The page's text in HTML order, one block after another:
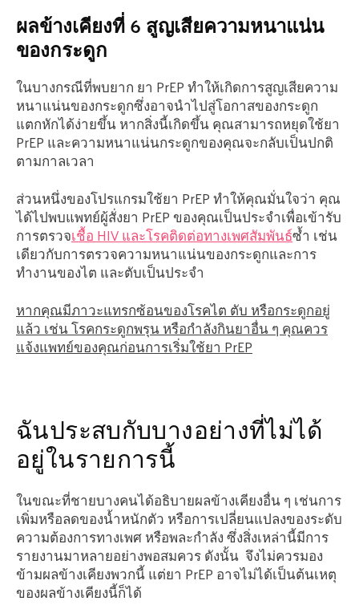
ผลข้างเคียงที่ 6 สูญเสียความหนาแน่น
ของกระดูก
ในบางกรณีที่พบยาก ยา PrEP ทำให้เกิดการสูญเสียความ
หนาแน่นของกระดูกซึ่งอาจนำไปสู่โอกาสของกระดูก
แตกหักได้ง่ายขึ้น หากสิ่งนี้เกิดขึ้น คุณสามารถหยุดใช้ยา
PrEP และความหนาแน่นกระดูกของคุณจะกลับเป็นปกติ
ตามกาลเวลา
ส่วนหนึ่งของโปรแกรมใช้ยา PrEP ทำให้คุณมั่นใจว่า คุณ
ได้ไปพบแพทย์ผู้สั่งยา PrEP ของคุณเป็นประจำเพื่อเข้ารับ
การตรวจเชื้อ HIV และโรคติดต่อทางเพศสัมพันธ์ซ้ำ เช่น
เดียวกับการตรวจความหนาแน่นของกระดูกและการ
ทำงานของไต และตับเป็นประจำ
หากคุณมีภาวะแทรกซ้อนของโรคไต ตับ หรือกระดูกอยู่
แล้ว เช่น โรคกระดูกพรุน หรือกำลังกินยาอื่น ๆ คุณควร
แจ้งแพทย์ของคุณก่อนการเริ่มใช้ยา PrEP
ฉันประสบกับบางอย่างที่ไม่ได้
อยู่ในรายการนี้
ในขณะที่ชายบางคนได้อธิบายผลข้างเคียงอื่น ๆ เช่นการ
เพิ่มหรือลดของน้ำหนักตัว หรือการเปลี่ยนแปลงของระดับ
ความต้องการทางเพศ หรือพละกำลัง ซึ่งสิ่งเหล่านี้มีการ
รายงานมาหลายอย่างพอสมควร ดังนั้น จึงไม่ควรมอง
ข้ามผลข้างเคียงพวกนี้ แต่ยา PrEP อาจไม่ได้เป็นต้นเหตุ
ของผลข้างเคียงนี้ก็ได้